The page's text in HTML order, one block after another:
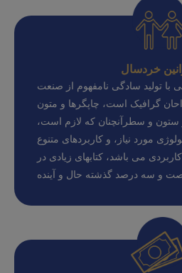
با تولید سادگی نامفهوم از صنعت
گرافیک است، چاپگرها و متون
ستون و سطرآنچنان که لازم است،
مورد نیاز، و کاربردهای متنوع
می باشد، کتابهای زیادی در